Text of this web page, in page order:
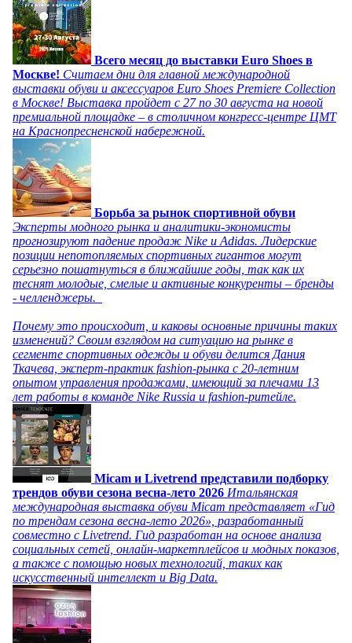
Всего месяц до выставки Euro Shoes в
Москве! Считаем дни для главной международной
выставки обуви и аксессуаров Euro Shoes Premiere Collection
в Москве! Выставка пройдет с 27 по 30 августа на новой
премиальной площадке – в столичном конгресс-центре ЦМТ
на Краснопресненской набережной.
Борьба за рынок спортивной обуви
Эксперты модного рынка и аналитики-экономисты
прогнозируют падение продаж Nike и Adidas. Лидерские
позиции непотопляемых спортивных гигантов могут
серьезно пошатнуться в ближайшие годы, так как их
теснят молодые, смелые и активные конкуренты – бренды
- челленджеры.
Почему это происходит, и каковы основные причины таких
изменений? Своим взглядом на ситуацию на рынке в
сегменте спортивных одежды и обуви делится Дания
Ткачева, эксперт-практик fashion-рынка с 20-летним
опытом управления продажами, имеющий за плечами 13
лет работы в команде Nike Russia и fashion-ритейле.
Micam и Livetrend представили подборку
трендов обуви сезона весна-лето 2026 Итальянская
международная выставка обуви Micam представляет «Гид
по трендам сезона весна-лето 2026», разработанный
совместно с Livetrend. Гид разработан на основе анализа
социальных сетей, онлайн-маркетплейсов и модных показов,
а также с помощью новых технологий, таких как
искусственный интеллект и Big Data.